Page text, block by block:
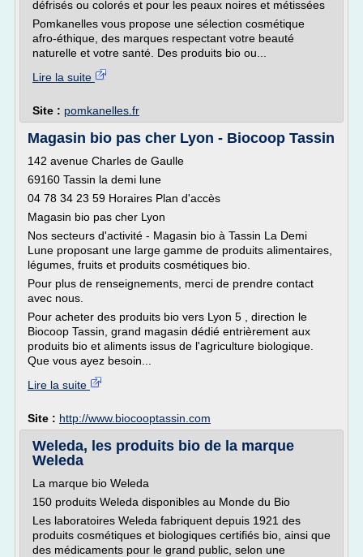
défrisés ou colorés et pour les peaux noires et métissées
Pomkanelles vous propose une sélection cosmétique
afro-éthique, des marques respectant votre beauté
naturelle et votre santé. Des produits bio ou...
Lire la suite
Site : pomkanelles.fr
Magasin bio pas cher Lyon - Biocoop Tassin
142 avenue Charles de Gaulle
69160 Tassin la demi lune
04 78 34 23 59 Horaires Plan d'accès
Magasin bio pas cher Lyon
Nos secteurs d'activité - Magasin bio à Tassin La Demi
Lune proposant une large gamme de produits alimentaires,
légumes, fruits et produits cosmétiques bio.
Pour plus de renseignements, merci de prendre contact
avec nous.
Pour acheter des produits bio vers Lyon 5 , direction le
Biocoop Tassin, grand magasin dédié entrièrement aux
produits bio et aliments issus de l'agriculture biologique.
Que vous ayez besoin...
Lire la suite
Site : http://www.biocooptassin.com
Weleda, les produits bio de la marque
Weleda
La marque bio Weleda
150 produits Weleda disponibles au Monde du Bio
Les laboratoires Weleda fabriquent depuis 1921 des
produits cosmétiques et biologiques certifiés bio, ainsi que
des médicaments pour le grand public, selon une